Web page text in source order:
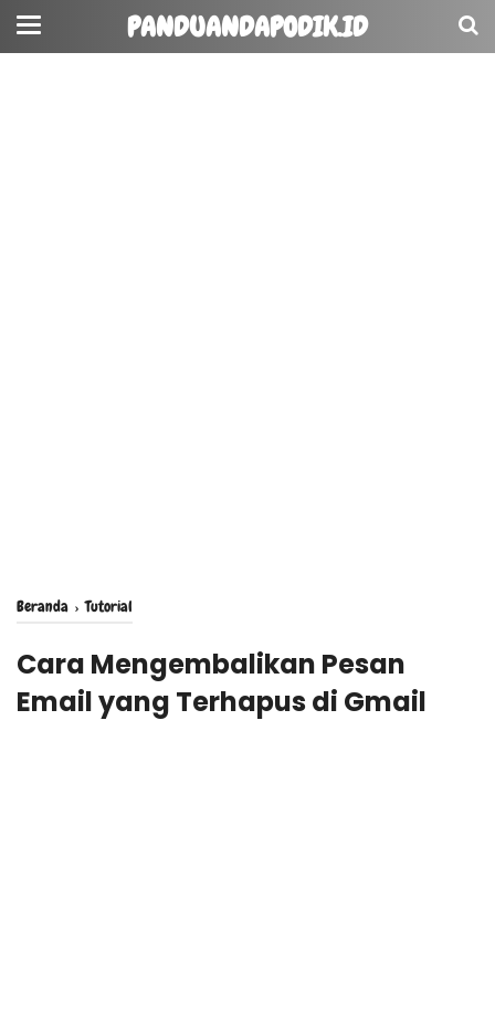
PANDUANDAPODIK.ID
Beranda ›Tutorial
Cara Mengembalikan Pesan
Email yang Terhapus di Gmail